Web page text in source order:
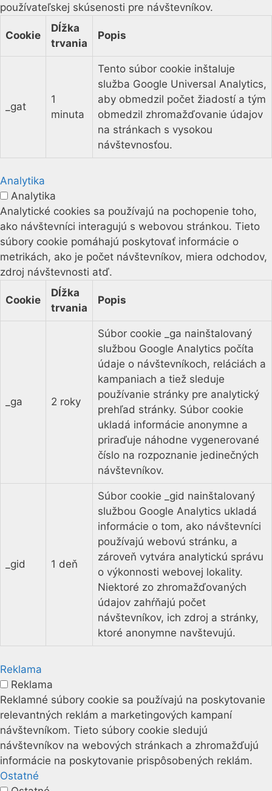
používateľskej skúsenosti pre návštevníkov.
Cookie
Dĺžka
trvania
Popis
_gat
1
minuta
Tento súbor cookie inštaluje
služba Google Universal Analytics,
aby obmedzil počet žiadostí a tým
obmedzil zhromažďovanie údajov
na stránkach s vysokou
návštevnosťou.
Analytika
Analytika
Analytické cookies sa používajú na pochopenie toho,
ako návštevníci interagujú s webovou stránkou. Tieto
súbory cookie pomáhajú poskytovať informácie o
metrikách, ako je počet návštevníkov, miera odchodov,
zdroj návštevnosti atď.
Cookie
Dĺžka
trvania
Popis
_ga 2 roky
Súbor cookie _ga nainštalovaný
službou Google Analytics počíta
údaje o návštevníkoch, reláciách a
kampaniach a tiež sleduje
používanie stránky pre analytický
prehľad stránky. Súbor cookie
ukladá informácie anonymne a
priraďuje náhodne vygenerované
číslo na rozpoznanie jedinečných
návštevníkov.
_gid 1 deň
Súbor cookie _gid nainštalovaný
službou Google Analytics ukladá
informácie o tom, ako návštevníci
používajú webovú stránku, a
zároveň vytvára analytickú správu
o výkonnosti webovej lokality.
Niektoré zo zhromažďovaných
údajov zahŕňajú počet
návštevníkov, ich zdroj a stránky,
ktoré anonymne navštevujú.
Reklama
Reklama
Reklamné súbory cookie sa používajú na poskytovanie
relevantných reklám a marketingových kampaní
návštevníkom. Tieto súbory cookie sledujú
návštevníkov na webových stránkach a zhromažďujú
informácie na poskytovanie prispôsobených reklám.
Ostatné